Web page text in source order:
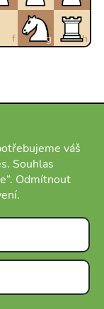
f g h
váš
Souhlas
Odmítnout